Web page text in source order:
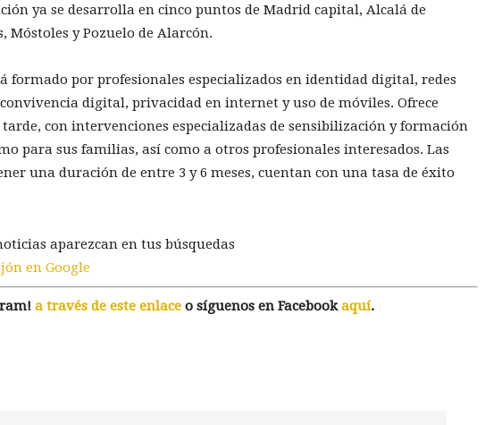
ya se desarrolla en cinco puntos de Madrid capital, Alcalá de
Móstoles y Pozuelo de Alarcón.
formado por profesionales especializados en identidad digital, redes
digital, privacidad en internet y uso de móviles. Ofrece
tarde, con intervenciones especializadas de sensibilización y formación
para sus familias, así como a otros profesionales interesados. Las
una duración de entre 3 y 6 meses, cuentan con una tasa de éxito
aparezcan en tus búsquedas
en Google
a través de este enlace o síguenos en Facebookaquí.